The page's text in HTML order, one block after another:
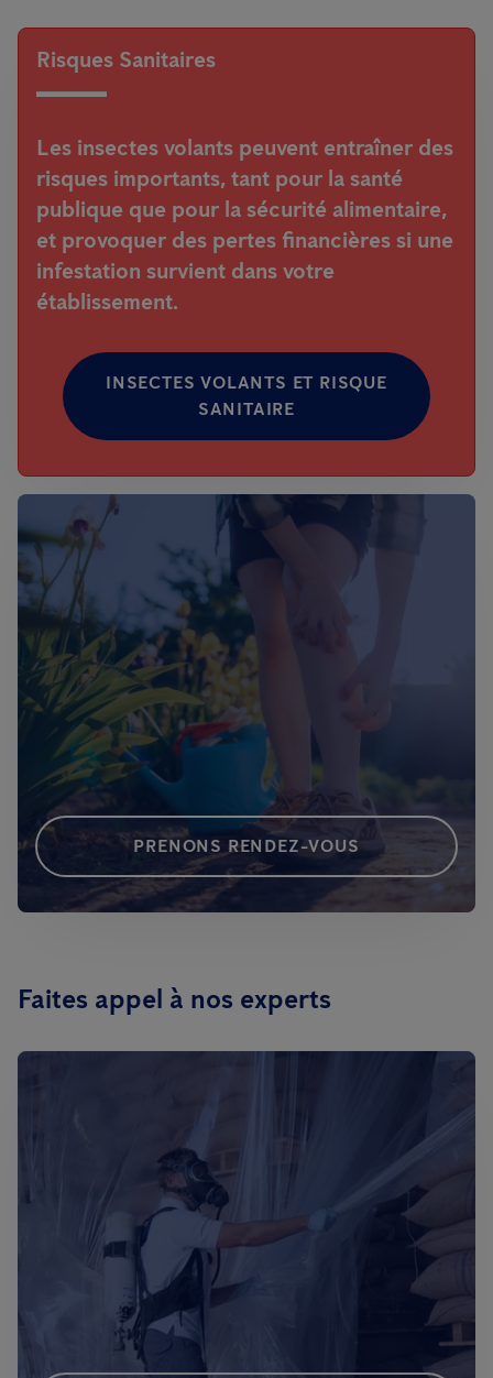
Risques Sanitaires
Les insectes volants peuvent entraîner des
risques importants, tant pour la santé
publique que pour la sécurité alimentaire,
et provoquer des pertes financières si une
infestation survient dans votre
établissement.
INSECTES VOLANTS ET RISQUE
SANITAIRE
PRENONS RENDEZ-VOUS
Faites appel à nos experts